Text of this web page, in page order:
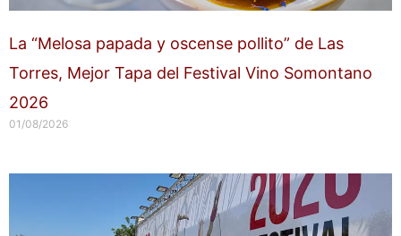
La “Melosa papada y oscense pollito” de Las
Torres, Mejor Tapa del Festival Vino Somontano
2026
01/08/2026